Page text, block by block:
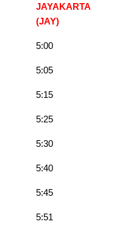
JAYAKARTA
(JAY)
5:00
5:05
5:15
5:25
5:30
5:40
5:45
5:51